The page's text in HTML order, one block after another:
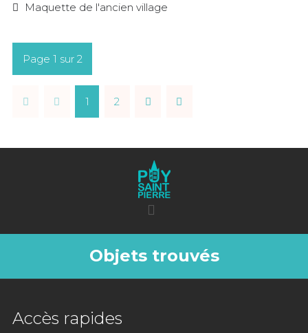
Maquette de l'ancien village
Page 1 sur 2
1 2
Objets trouvés
Accès rapides